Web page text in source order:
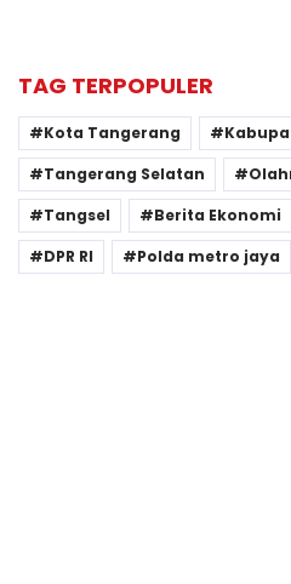
TAG TERPOPULER
Kota Tangerang
Tangerang Selatan
Tangsel
Berita Ekonomi
DPR RI
Polda metro jaya